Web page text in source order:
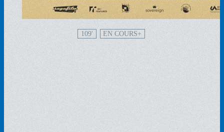
109' EN COURS